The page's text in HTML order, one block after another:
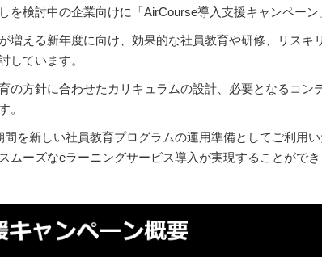
を検討中の企業向けに「AirCourse導入支援キャンペーン
増える新年度に向け、効果的な社員教育や研修、リス
しています。
の方針に合わせたカリキュラムの設計、必要となるコ
。
を新しい社員教育プログラムの運用準備としてご利用
ムーズなeラーニングサービス導入が実現することができ